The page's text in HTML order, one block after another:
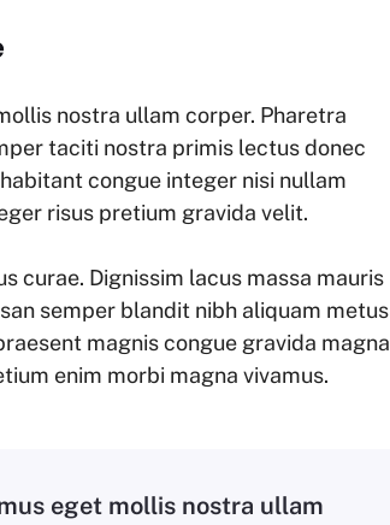
nostra ullam corper. Pharetra
taciti nostra primis lectus donec
congue integer nisi nullam
risus pretium gravida velit.
curae. Dignissim lacus massa mauris
semper blandit nibh aliquam metus
magnis congue gravida magna
enim morbi magna vivamus.
eget mollis nostra ullam